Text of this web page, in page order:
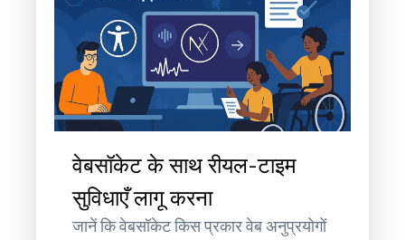
वेबसॉकेट के साथ रीयल-टाइम
सुविधाएँ लागू करना
जानें कि वेबसॉकेट किस प्रकार वेब अनुप्रयोगों